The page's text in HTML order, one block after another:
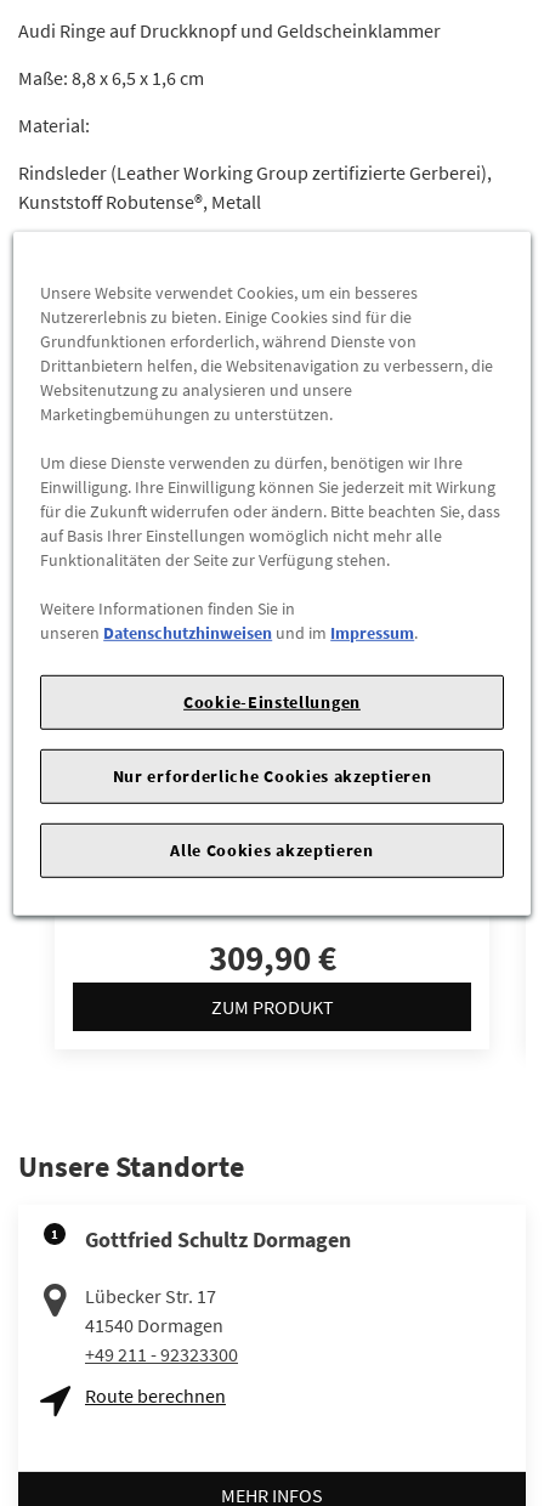
Audi Ringe auf Druckknopf und Geldscheinklammer
Maße: 8,8 x 6,5 x 1,6 cm
Material:
Rindsleder (Leather Working Group zertifizierte Gerberei),
Kunststoff Robutense®, Metall
Das könnte Sie interessieren
Wird auch oft von Kunden gekauft
309,90 €
ZUM PRODUKT
Unsere Standorte
1 Gottfried Schultz Dormagen
Lübecker Str. 17
41540 Dormagen
+49 211 - 92323300
Route berechnen
MEHR INFOS
Unsere Website verwendet Cookies, um ein besseres
Nutzererlebnis zu bieten. Einige Cookies sind für die
Grundfunktionen erforderlich, während Dienste von
Drittanbietern helfen, die Websitenavigation zu verbessern, die
Websitenutzung zu analysieren und unsere
Marketingbemühungen zu unterstützen.
Um diese Dienste verwenden zu dürfen, benötigen wir Ihre
Einwilligung. Ihre Einwilligung können Sie jederzeit mit Wirkung
für die Zukunft widerrufen oder ändern. Bitte beachten Sie, dass
auf Basis Ihrer Einstellungen womöglich nicht mehr alle
Funktionalitäten der Seite zur Verfügung stehen.
Weitere Informationen finden Sie in
unseren Datenschutzhinweisen und im Impressum.
Cookie-Einstellungen
Nur erforderliche Cookies akzeptieren
Alle Cookies akzeptieren